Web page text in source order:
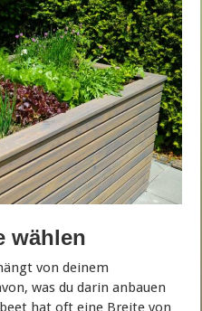
wählen
von deinem
was du darin anbauen
hat oft eine Breite von